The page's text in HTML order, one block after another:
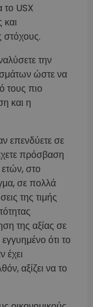
το USX
την
ώστε να
τους πιο
και η
επενδύετε σε
πρόσβαση
στο
σε πολλά
της τιμής
της αξίας σε
ότι το
έχει
αξίζει να το